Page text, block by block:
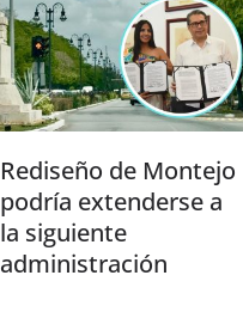
Rediseño de Montejo
podría extenderse a
la siguiente
administración